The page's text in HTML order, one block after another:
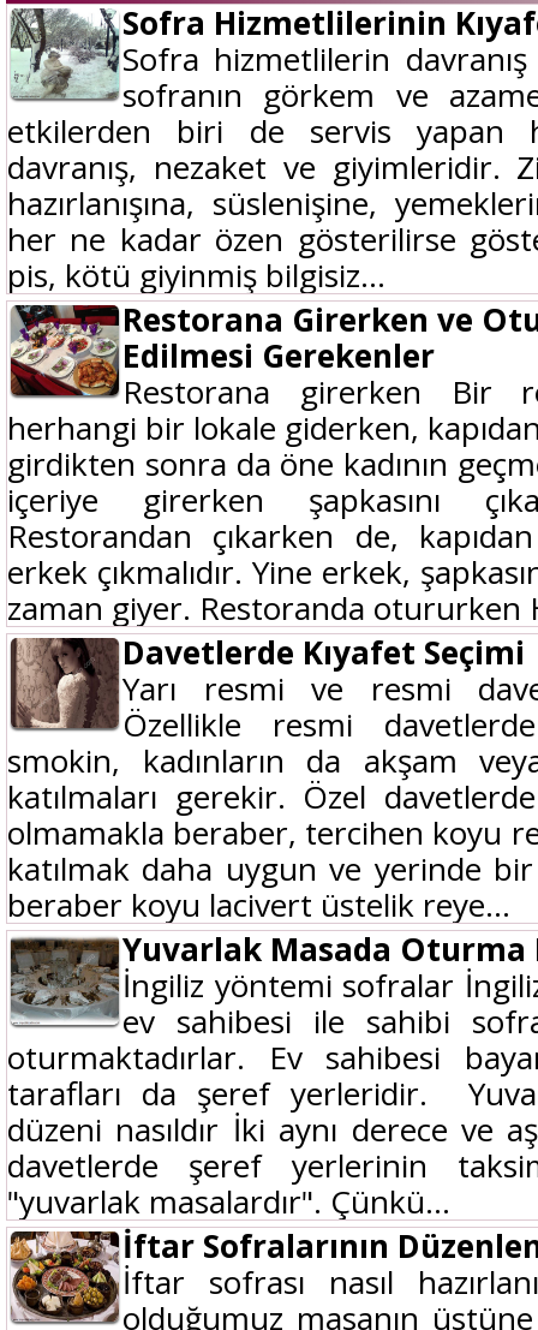
Sofra Hizmetlilerinin
Sofra hizmetlilerin
sofranın görkem ve
etkilerden biri de servis yapan
davranış, nezaket ve giyimleridir.
hazırlanışına, süslenişine,
her ne kadar özen gösterilirse
pis, kötü giyinmiş bilgisiz...
Restorana Girerken ve
Edilmesi Gerekenler
Restorana girerken Bir
herhangi bir lokale giderken,
girdikten sonra da öne kadının
içeriye girerken şapkasını
Restorandan çıkarken de,
erkek çıkmalıdır. Yine erkek,
zaman giyer. Restoranda otururken
Davetlerde Kıyafet Seçimi
Yarı resmi ve resmi
Özellikle resmi
smokin, kadınların da akşam
katılmaları gerekir. Özel
olmamakla beraber, tercihen koyu
katılmak daha uygun ve yerinde
beraber koyu lacivert üstelik reye...
Yuvarlak Masada Oturma
İngiliz yöntemi sofralar
ev sahibesi ile sahibi
oturmaktadırlar. Ev sahibesi
tarafları da şeref yerleridir.
düzeni nasıldır İki aynı derece ve
davetlerde şeref yerlerinin
"yuvarlak masalardır". Çünkü...
İftar Sofralarının
İftar sofrası nasıl
olduğumuz masanın